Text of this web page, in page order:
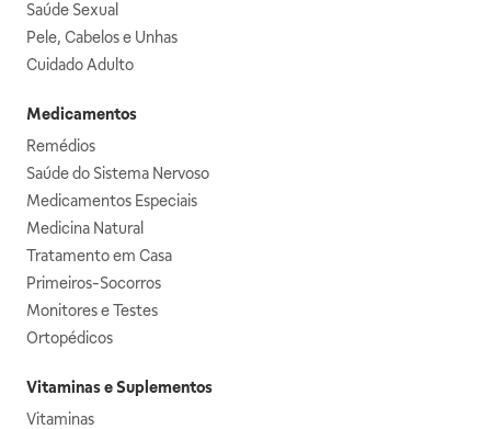
Saúde Sexual
Pele, Cabelos e Unhas
Cuidado Adulto
Medicamentos
Remédios
Saúde do Sistema Nervoso
Medicamentos Especiais
Medicina Natural
Tratamento em Casa
Primeiros-Socorros
Monitores e Testes
Ortopédicos
Vitaminas e Suplementos
Vitaminas